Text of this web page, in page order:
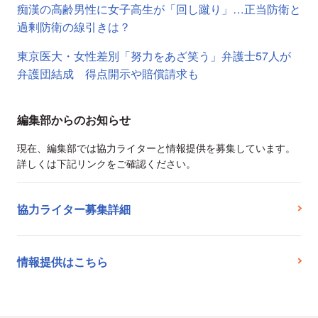
痴漢の高齢男性に女子高生が「回し蹴り」…正当防衛と
過剰防衛の線引きは？
東京医大・女性差別「努力をあざ笑う」弁護士57人が
弁護団結成 得点開示や賠償請求も
編集部からのお知らせ
現在、編集部では協力ライターと情報提供を募集しています。
詳しくは下記リンクをご確認ください。
協力ライター募集詳細
情報提供はこちら